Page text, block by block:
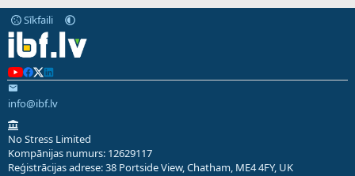
Sīkfaili
info@ibf.lv
No Stress Limited
Kompānijas numurs: 12629117
Reģistrācijas adrese: 38 Portside View, Chatham, ME4 4FY, UK